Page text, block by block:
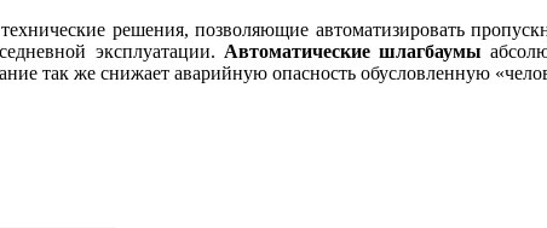
решения, позволяющие автоматизировать
эксплуатации. Автоматические шлагбаумы
так же снижает аварийную опасность обусловленную